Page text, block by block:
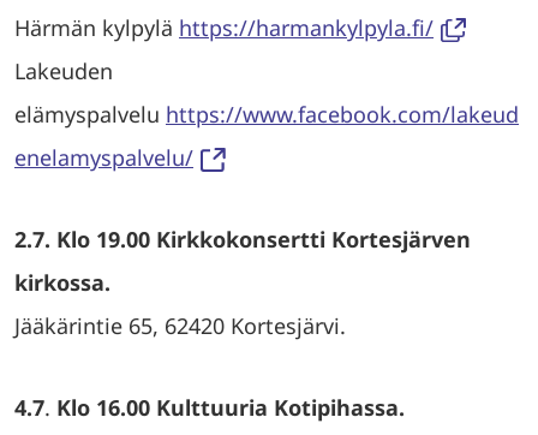
Härmän kylpylä https://harmankylpyla.fi/
Lakeuden
elämyspalvelu https://www.facebook.com/lakeud
enelamyspalvelu/
2.7. Klo 19.00 Kirkkokonsertti Kortesjärven
kirkossa.
Jääkärintie 65, 62420 Kortesjärvi.
4.7. Klo 16.00 Kulttuuria Kotipihassa.